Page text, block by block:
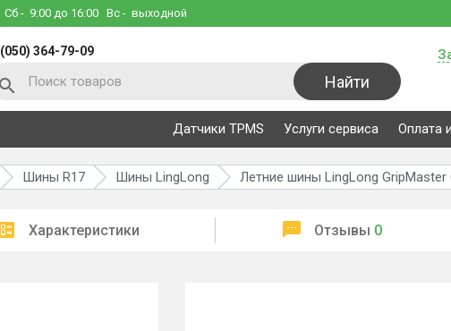
Сб - 9:00 до 16:00 Вс - выходной
(050) 364-79-09
Найти
Датчики TPMS Услуги сервиса Оплата
Шины R17 Шины LingLong Летние шины LingLong GripMaster
Характеристики Отзывы 0